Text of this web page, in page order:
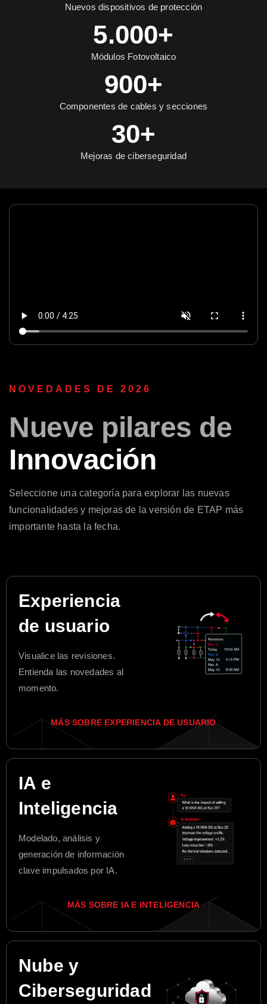
Nuevos dispositivos de protección
5.000+
Módulos Fotovoltaico
900+
Componentes de cables y secciones
30+
Mejoras de ciberseguridad
NOVEDADES DE 2026
Nueve pilares de
Innovación
Seleccione una categoría para explorar las nuevas
funcionalidades y mejoras de la versión de ETAP más
importante hasta la fecha.
Experiencia
de usuario
Visualice las revisiones.
Entienda las novedades al
momento.
MÁS SOBRE EXPERIENCIA DE USUARIO
IA e
Inteligencia
Modelado, análisis y
generación de información
clave impulsados por IA.
MÁS SOBRE IA E INTELIGENCIA
Nube y
Ciberseguridad